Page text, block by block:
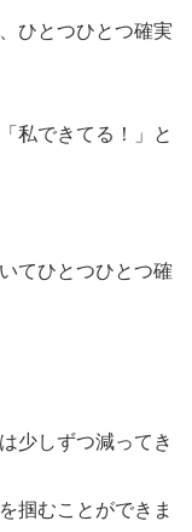
ひとつひとつ確実
私できてる！」と
てひとつひとつ確
少しずつ減ってき
掴むことができま